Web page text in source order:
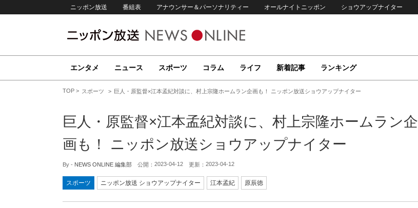
ニッポン放送 番組表 アナウンサー＆パーソナリティー オールナイトニッポン ショウアップナイター
エンタメ ニュース スポーツ コラム ライフ 新着記事 ランキング
TOP スポーツ 巨人・原監督×江本孟紀対談に、村上宗隆ホームラン企画も！ ニッポン放送ショウアップナイター
巨人・原監督×江本孟紀対談に、村上宗隆ホームラン企
画も！ ニッポン放送ショウアップナイター
By - NEWS ONLINE 編集部 公開： 2023-04-12 更新： 2023-04-12
スポーツ ニッポン放送 ショウアップナイター 江本孟紀 原辰徳